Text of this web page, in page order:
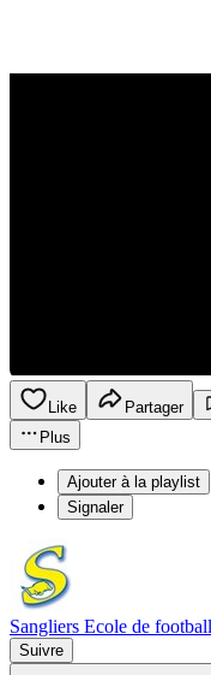
Like Partager
Plus
Ajouter à la playlist
Signaler
Sangliers Ecole de
Suivre